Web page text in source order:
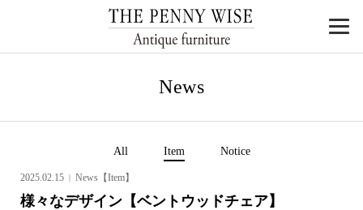
News
All Item Notice
2025.02.15 News【Item】
様々なデザイン【ベントウッドチェア】